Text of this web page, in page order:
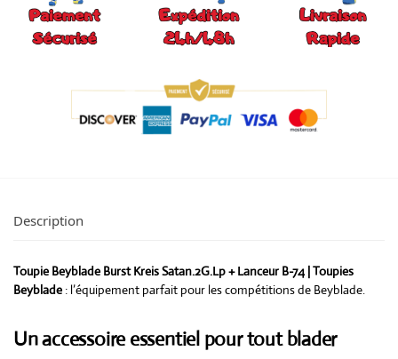
Description
Toupie Beyblade Burst Kreis Satan.2G.Lp + Lanceur B-74 | Toupies
Beyblade : l’équipement parfait pour les compétitions de Beyblade.
Un accessoire essentiel pour tout blader